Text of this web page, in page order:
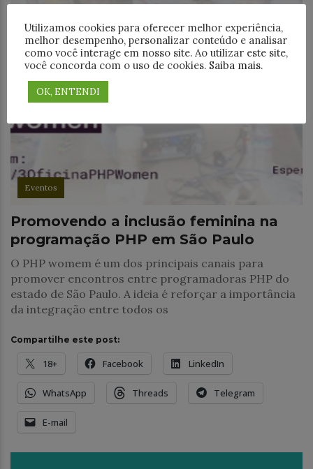
Eventos
Promovendo a inclusão feminina na
programação PHP em São Paulo
O PHP womem é um dos principais canais para
promover encontros entre programadoras PHP do
estado de São Paulo. A ideia é reforçar a importância
da integração entre todos os
Compartilhe este post:
18+ Facebook LinkedIn
WhatsApp Threads Telegram
E-mail
Utilizamos cookies para oferecer melhor experiência,
melhor desempenho, personalizar conteúdo e analisar
como você interage em nosso site. Ao utilizar este site,
você concorda com o uso de cookies. Saiba mais.
OK, ENTENDI